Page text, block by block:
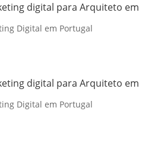
digital para Arquiteto em
Digital em Portugal
digital para Arquiteto em
Digital em Portugal